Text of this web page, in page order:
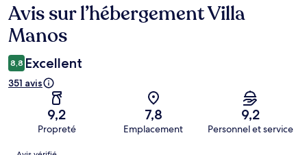
Avis
Avis sur l’hébergement Villa
Manos
8,8 Excellent
351 avis
9,2
Propreté
7,8
Emplacement
9,2
Personnel et service
Avis